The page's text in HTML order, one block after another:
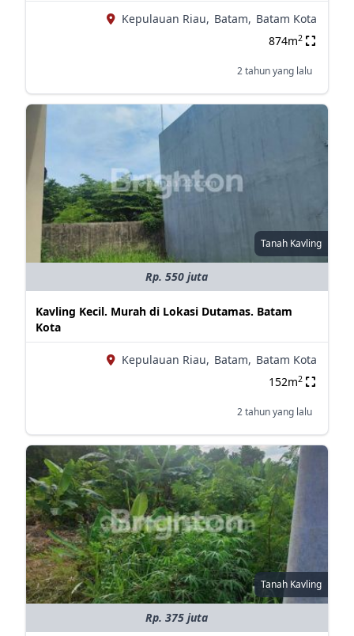
Kepulauan Riau, Batam, Batam Kota
874m2
2 tahun yang lalu
Tanah Kavling
Rp. 550 juta
Kavling Kecil. Murah di Lokasi Dutamas. Batam
Kota
Kepulauan Riau, Batam, Batam Kota
152m2
2 tahun yang lalu
Tanah Kavling
Rp. 375 juta